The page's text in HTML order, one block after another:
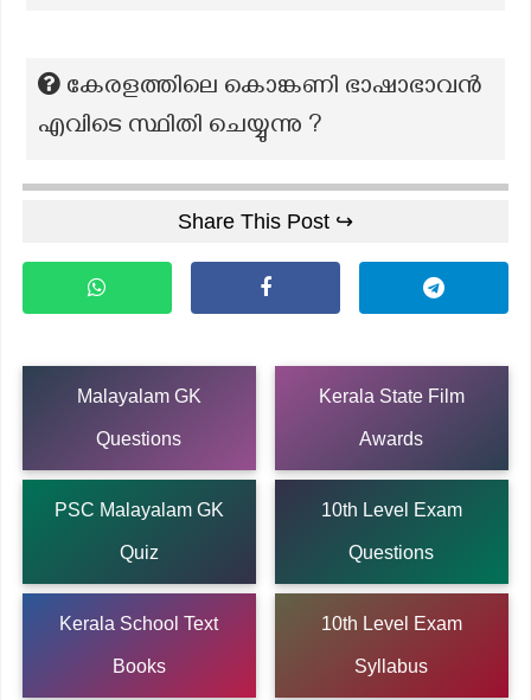
കേരളത്തിലെ കൊങ്കണി ഭാഷാഭാവൻ
എവിടെ സ്ഥിതി ചെയ്യുന്നു ?
Share This Post ↪
Malayalam GK
Questions
Kerala State Film
Awards
PSC Malayalam GK
Quiz
10th Level Exam
Questions
Kerala School Text
Books
10th Level Exam
Syllabus